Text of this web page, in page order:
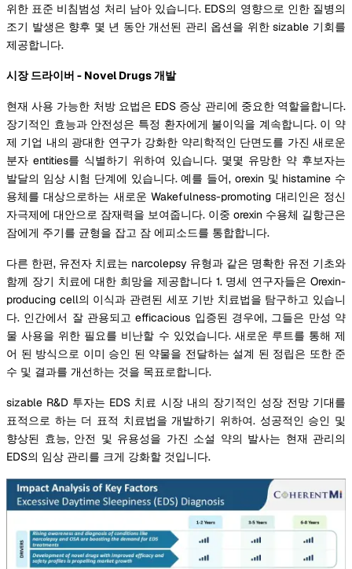
위한 표준 비침범성 처리 남아 있습니다. EDS의 영향으로 인한 질병의
조기 발생은 향후 몇 년 동안 개선된 관리 옵션을 위한 sizable 기회를
제공합니다.
시장 드라이버 - Novel Drugs 개발
현재 사용 가능한 처방 요법은 EDS 증상 관리에 중요한 역할을합니다.
장기적인 효능과 안전성은 특정 환자에게 불이익을 계속합니다. 이 약
제 기업 내의 광대한 연구가 강화한 약리학적인 단면도를 가진 새로운
분자 entities를 식별하기 위하여 있습니다. 몇몇 유망한 약 후보자는
발달의 임상 시험 단계에 있습니다. 예를 들어, orexin 및 histamine 수
용체를 대상으로하는 새로운 Wakefulness-promoting 대리인은 정신
자극제에 대안으로 잠재력을 보여줍니다. 이중 orexin 수용체 길항근은
잠에게 주기를 균형을 잡고 잠 에피소드를 통합합니다.
다른 한편, 유전자 치료는 narcolepsy 유형과 같은 명확한 유전 기초와
함께 장기 치료에 대한 희망을 제공합니다 1. 명세 연구자들은 Orexin-
producing cell의 이식과 관련된 세포 기반 치료법을 탐구하고 있습니
다. 인간에서 잘 관용되고 efficacious 입증된 경우에, 그들은 만성 약
물 사용을 위한 필요를 비난할 수 있었습니다. 새로운 루트를 통해 제
어 된 방식으로 이미 승인 된 약물을 전달하는 설계 된 정립은 또한 준
수 및 결과를 개선하는 것을 목표로합니다.
sizable R&D 투자는 EDS 치료 시장 내의 장기적인 성장 전망 기대를
표적으로 하는 더 표적 치료법을 개발하기 위하여. 성공적인 승인 및
향상된 효능, 안전 및 유용성을 가진 소설 약의 발사는 현재 관리의
EDS의 임상 관리를 크게 강화할 것입니다.